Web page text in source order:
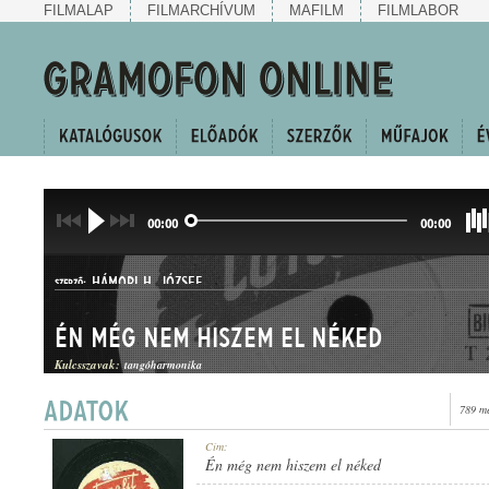
FILMALAP FILMARCHÍVUM MAFILM FILMLABOR
00:00 00:00
SZERZŐ: HÁMORI H. JÓZSEF
TANGÓ
Én még nem hiszem el néked
Kulcsszavak: tangóharmonika
789
Cím:
Én még nem hiszem el néked